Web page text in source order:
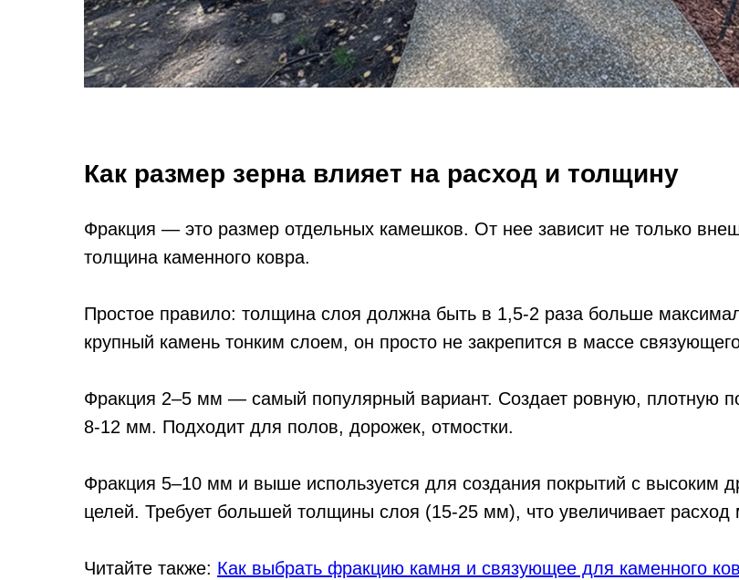
Как размер зерна влияет на расход и толщину
Фракция — это размер отдельных камешков. От нее зависит не только
толщина каменного ковра.
Простое правило: толщина слоя должна быть в 1,5-2 раза больше
крупный камень тонким слоем, он просто не закрепится в массе
Фракция 2–5 мм — самый популярный вариант. Создает ровную, плотную
8-12 мм. Подходит для полов, дорожек, отмостки.
Фракция 5–10 мм и выше используется для создания покрытий с
целей. Требует большей толщины слоя (15-25 мм), что увеличивает расход
Читайте также: Как выбрать фракцию камня и связующее для каменного